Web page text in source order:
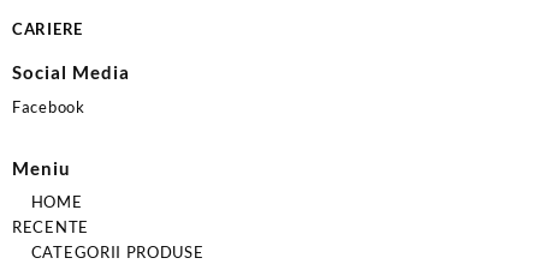
CARIERE
Social Media
Facebook
Meniu
HOME
RECENTE
CATEGORII PRODUSE